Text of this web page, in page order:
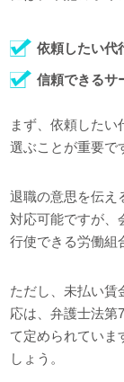
依頼したい代
信頼できるサ
まず、依頼した
選ぶことが重要で
退職の意思を伝え
対応可能ですが、
行使できる労働組
ただし、未払い賃
応は、弁護士法第
て定められていま
しょう。